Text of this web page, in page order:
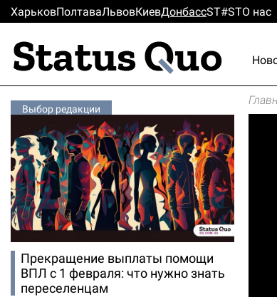
ХарьковПолтаваЛьвовКиевДонбассST#STО нас
Выбор редакции
Прекращение выплаты помощи
ВПЛ с 1 февраля: что нужно знать
переселенцам